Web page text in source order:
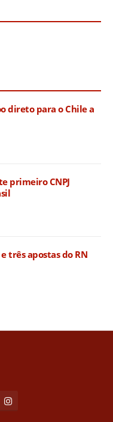
direto para o Chile a
primeiro CNPJ
três apostas do RN